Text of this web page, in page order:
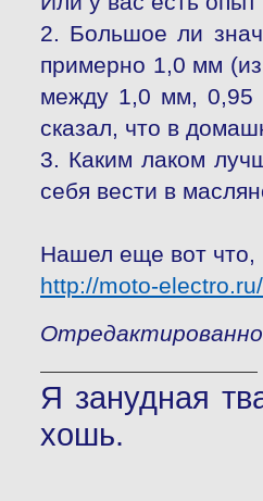
2. Большое ли
примерно 1,0 мм
между 1,0 мм, 0,95
сказал, что в
3. Каким лаком
себя вести в
Нашел еще вот что,
http://moto-
Я занудная
хошь.